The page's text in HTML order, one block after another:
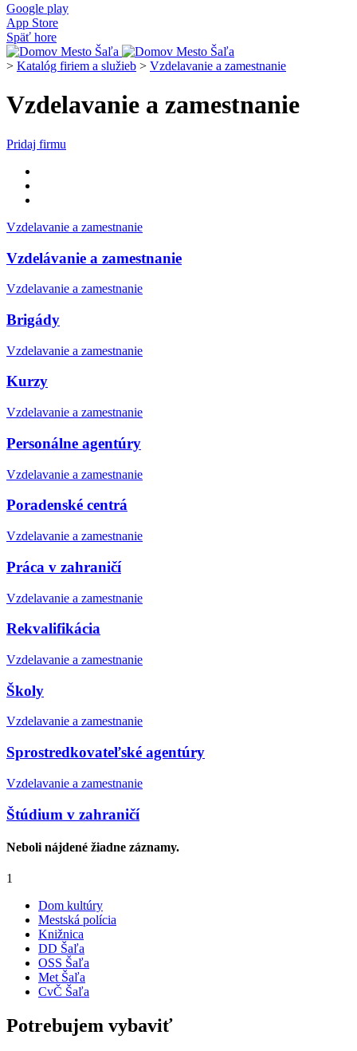
Google play
App Store
Späť hore
> Katalóg firiem a služieb > Vzdelavanie a zamestnanie
Vzdelavanie a zamestnanie
Pridaj firmu
Vzdelavanie a zamestnanie
Vzdelávanie a zamestnanie
Vzdelavanie a zamestnanie
Brigády
Vzdelavanie a zamestnanie
Kurzy
Vzdelavanie a zamestnanie
Personálne agentúry
Vzdelavanie a zamestnanie
Poradenské centrá
Vzdelavanie a zamestnanie
Práca v zahraničí
Vzdelavanie a zamestnanie
Rekvalifikácia
Vzdelavanie a zamestnanie
Školy
Vzdelavanie a zamestnanie
Sprostredkovateľské agentúry
Vzdelavanie a zamestnanie
Štúdium v zahraničí
Neboli nájdené žiadne záznamy.
1
Dom kultúry
Mestská polícia
Knižnica
DD Šaľa
OSS Šaľa
Met Šaľa
CvČ Šaľa
Potrebujem vybaviť